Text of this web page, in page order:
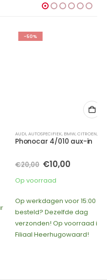
-50%
,AUTOSPECIFIEK,BMW ,CITROEN,MERCEDES
Phonocar 4/010 aux-in
20,00 Oorspronkelijke
prijs
was:
€10,00Huidige
prijs
Op voorraad
Op werkdagen voor 15:00 uur
besteld? Dezelfde dag
verzonden! Op voorraad in
Filiaal Heerhugowaard!